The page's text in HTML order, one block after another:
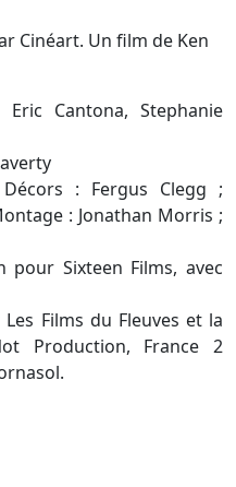
Cinéart. Un film de Ken
Cantona, Stephanie
: Fergus Clegg ;
: Jonathan Morris ;
pour Sixteen Films, avec
Films du Fleuves et la
Production, France 2